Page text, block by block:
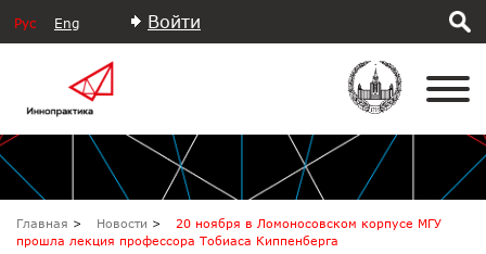
Рус Eng Войти
Главная Новости
20 ноября в Ломоносовском корпусе МГУ
прошла лекция профессора Тобиаса Киппенберга